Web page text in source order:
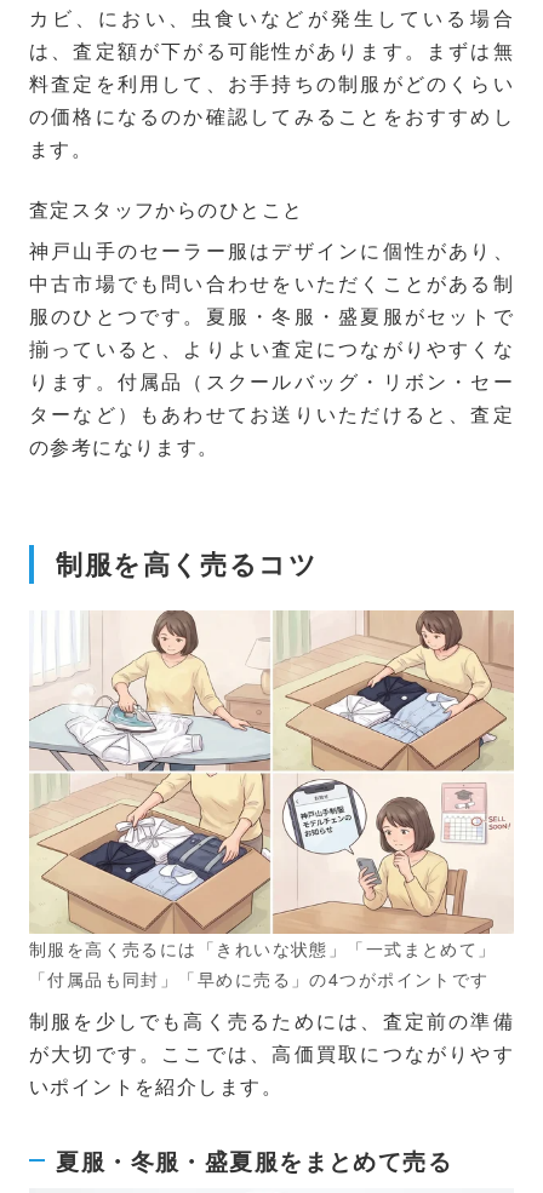
カビ、におい、虫食いなどが発生している場合
は、査定額が下がる可能性があります。まずは無
料査定を利用して、お手持ちの制服がどのくらい
の価格になるのか確認してみることをおすすめし
ます。
査定スタッフからのひとこと
神戸山手のセーラー服はデザインに個性があり、
中古市場でも問い合わせをいただくことがある制
服のひとつです。夏服・冬服・盛夏服がセットで
揃っていると、よりよい査定につながりやすくな
ります。付属品（スクールバッグ・リボン・セー
ターなど）もあわせてお送りいただけると、査定
の参考になります。
制服を高く売るコツ
制服を高く売るには「きれいな状態」「一式まとめて」
「付属品も同封」「早めに売る」の4つがポイントです
制服を少しでも高く売るためには、査定前の準備
が大切です。ここでは、高価買取につながりやす
いポイントを紹介します。
夏服・冬服・盛夏服をまとめて売る